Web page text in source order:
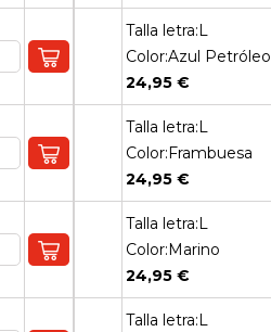
Talla letra:L
Color:Azul Petróleo
24,95 €
Talla letra:L
Color:Frambuesa
24,95 €
Talla letra:L
Color:Marino
24,95 €
Talla letra:L